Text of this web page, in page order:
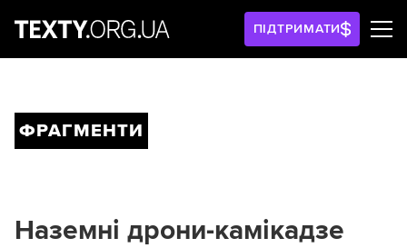
ПІДТРИМАТИ
ФРАГМЕНТИ
Наземні дрони-камікадзе